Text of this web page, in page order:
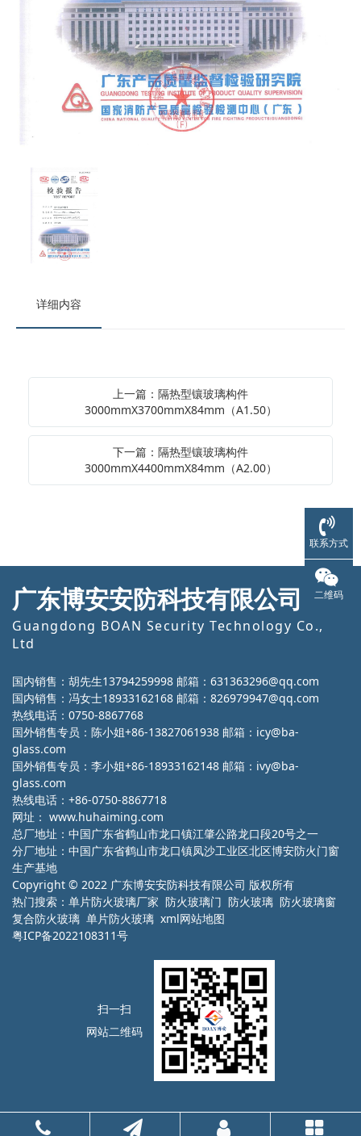
详细内容
上一篇：隔热型镶玻璃构件
3000mmX3700mmX84mm（A1.50）
下一篇：隔热型镶玻璃构件
3000mmX4400mmX84mm（A2.00）
广东博安安防科技有限公司
Guangdong BOAN Security Technology Co.,
Ltd
国内销售：胡先生13794259998 邮箱：631363296@qq.com
国内销售：冯女士18933162168 邮箱：826979947@qq.com
热线电话：0750-8867768
国外销售专员：陈小姐+86-13827061938 邮箱：icy@ba-
glass.com
国外销售专员：李小姐+86-18933162148 邮箱：ivy@ba-
glass.com
热线电话：+86-0750-8867718
网址： www.huhaiming.com
总厂地址：中国广东省鹤山市龙口镇江肇公路龙口段20号之一
分厂地址：中国广东省鹤山市龙口镇凤沙工业区北区博安防火门窗
生产基地
Copyright © 2022 广东博安安防科技有限公司 版权所有
热门搜索： 单片防火玻璃厂家 防火玻璃门 防火玻璃 防火玻璃窗
复合防火玻璃 单片防火玻璃 xml网站地图
粤ICP备2022108311号
扫一扫
网站二维码
联系方式
二维码